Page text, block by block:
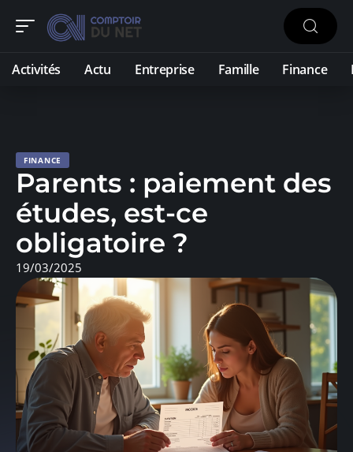
Activités Actu Entreprise Famille Finance
FINANCE
Parents : paiement des
études, est-ce
obligatoire ?
19/03/2025